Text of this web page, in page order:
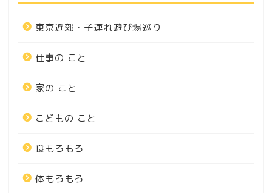
東京近郊・子連れ遊び場巡り
仕事の こと
家の こと
こどもの こと
食もろもろ
体もろもろ